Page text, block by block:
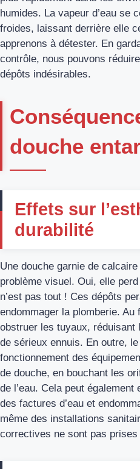
humides. La vapeur d’eau se
froides, laissant derrière elle
apprenons à détester. En
contrôle, nous pouvons
dépôts indésirables.
douche
Effets sur
durabilité
Une douche garnie de
problème visuel. Oui, elle
n’est pas tout ! Ces dépôts
endommager la plomberie. Au
obstruer les tuyaux, réduisant
de sérieux ennuis. En outre,
fonctionnement des
de douche, en bouchant les
de l’eau. Cela peut
des factures d’eau et
même des installations
correctives ne sont pas prises